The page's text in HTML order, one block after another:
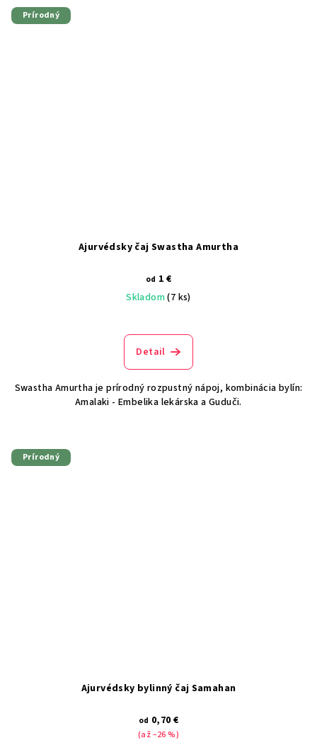
Prírodný
Ajurvédsky čaj Swastha Amurtha
od 1 €
Skladom(7 ks)
Detail
Swastha Amurtha je prírodný rozpustný nápoj, kombinácia bylín:
Amalaki - Embelika lekárska a Guduči.
Prírodný
Ajurvédsky bylinný čaj Samahan
od 0,70 €
(až –26 %)